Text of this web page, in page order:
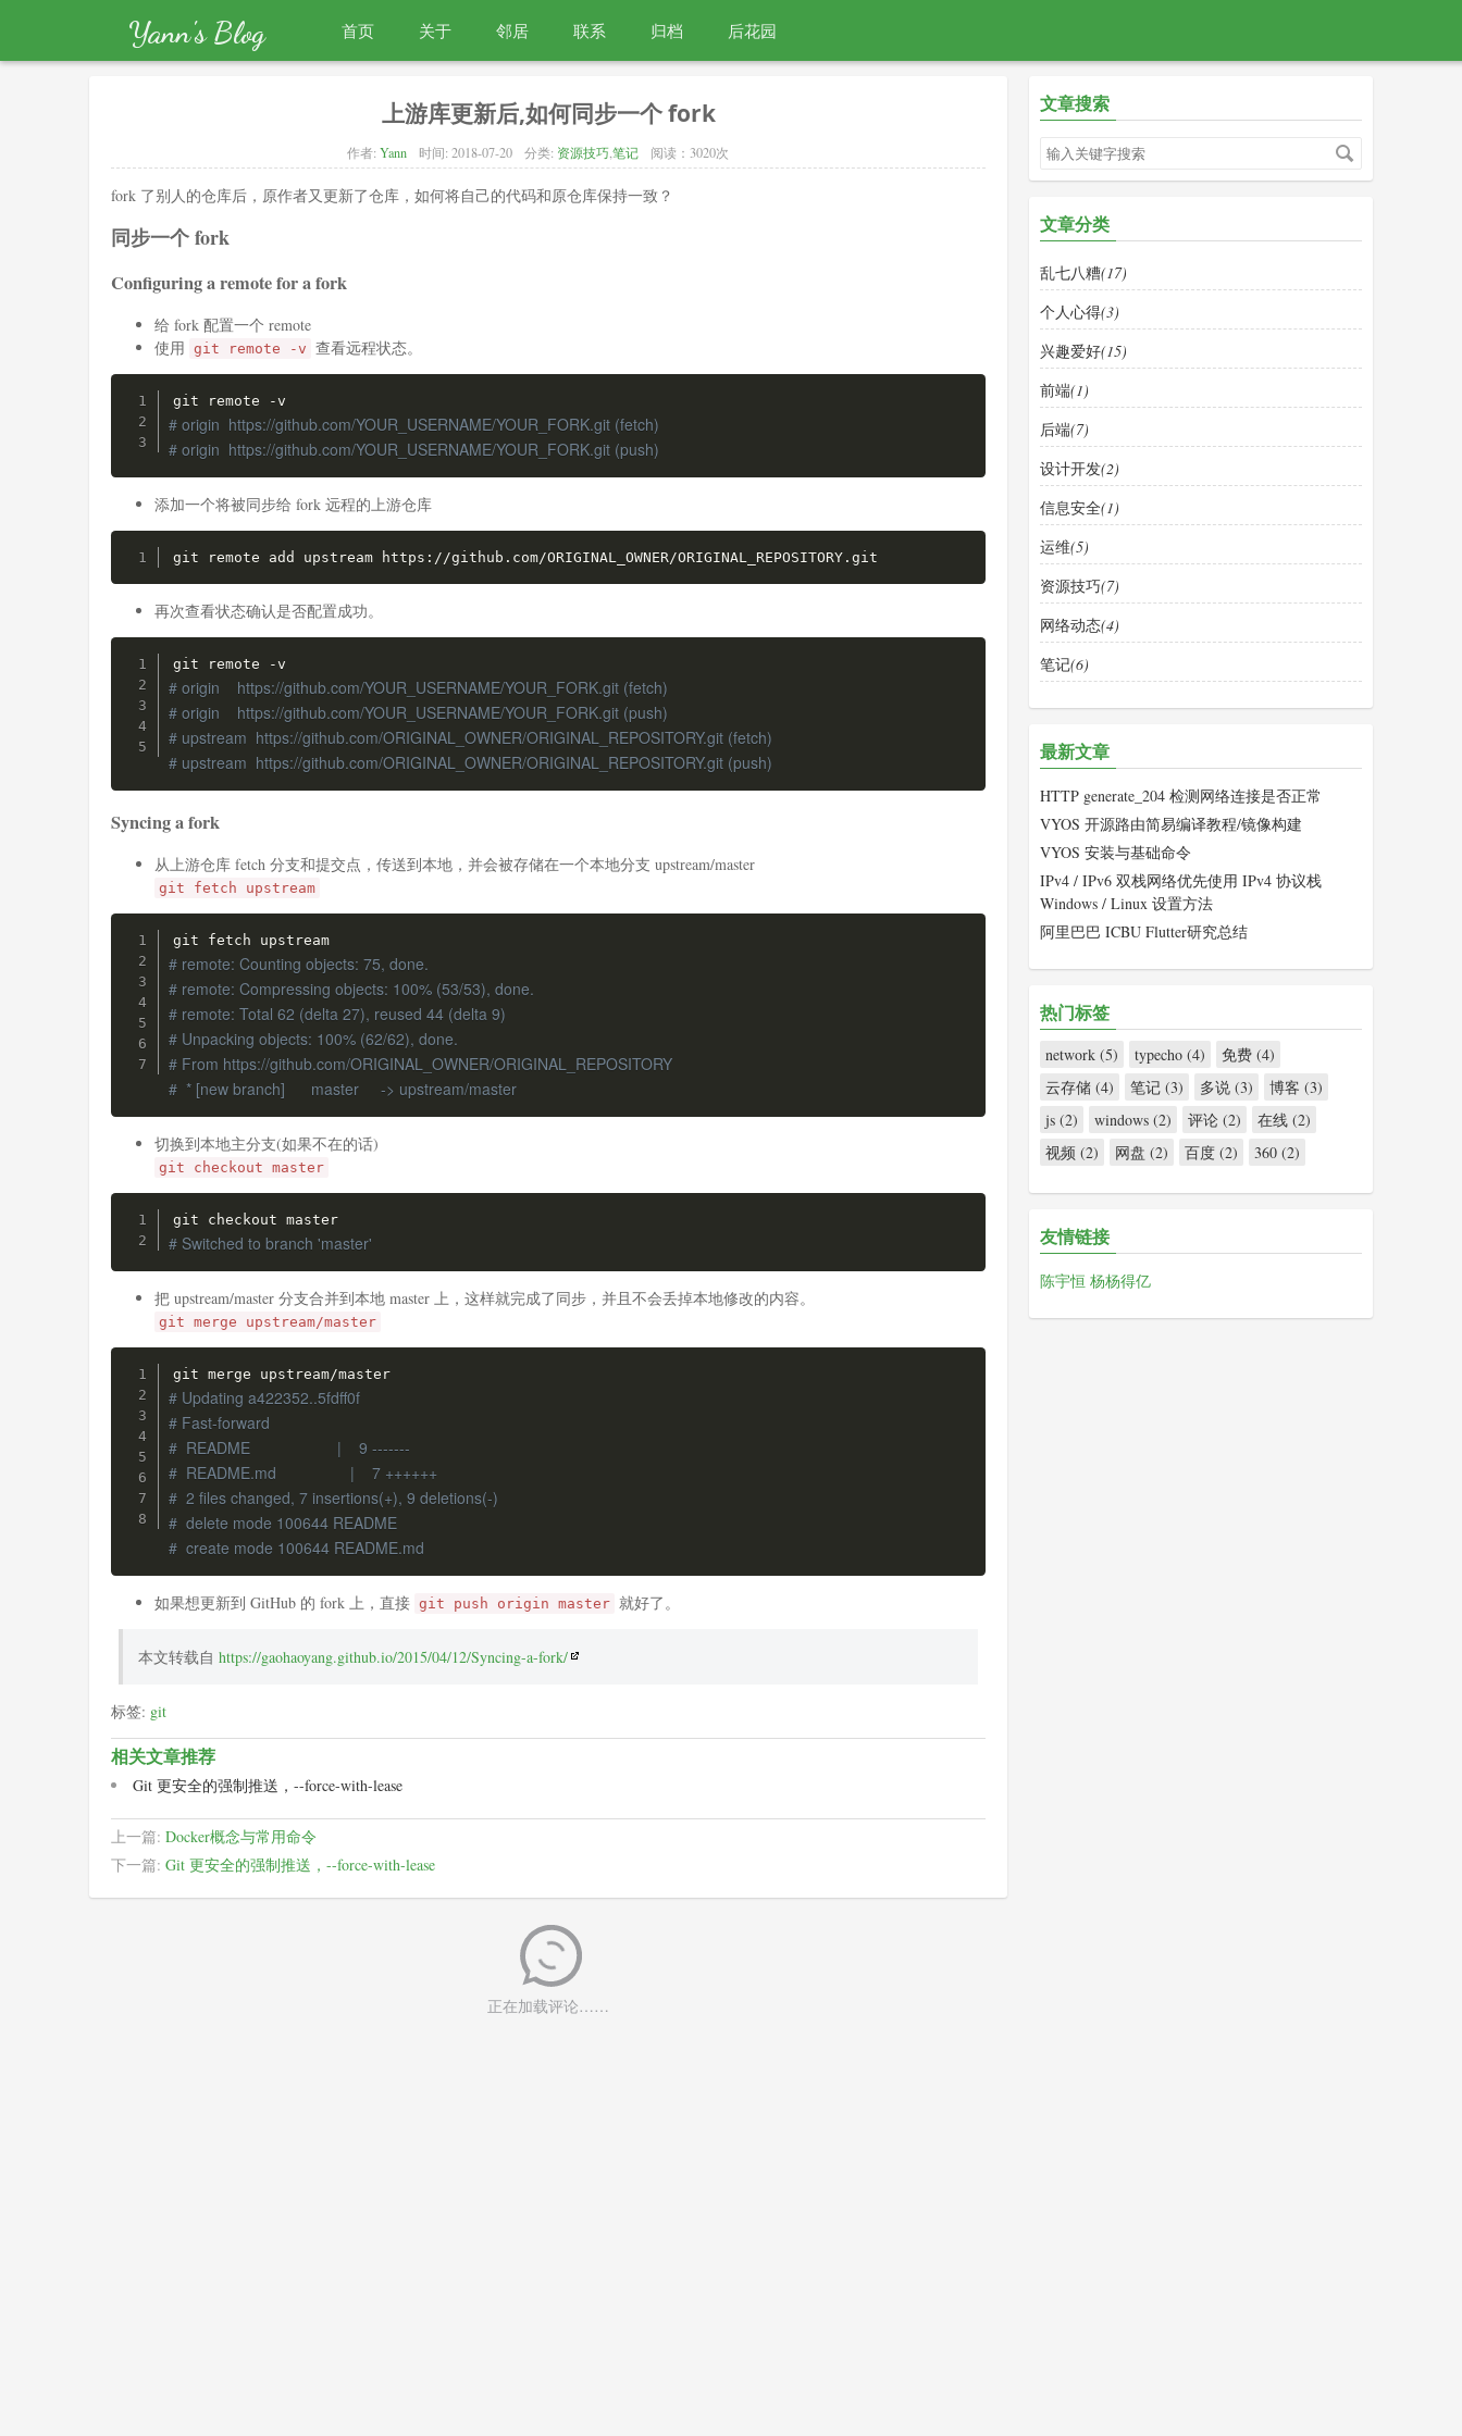
Yann's Blog 首页 关于 邻居 联系 归档 后花园
上游库更新后,如何同步一个 fork
作者: Yann 时间: 2018-07-20 分类: 资源技巧笔记 阅读：3020次
fork 了别人的仓库后，原作者又更新了仓库，如何将自己的代码和原仓库保持一致？
同步一个 fork
Configuring a remote for a fork
给 fork 配置一个 remote
使用 git remote -v 查看远程状态。
# origin  https://github.com/YOUR_USERNAME/YOUR_FORK.git (fetch)
# origin  https://github.com/YOUR_USERNAME/YOUR_FORK.git (push)
添加一个将被同步给 fork 远程的上游仓库
git remote add upstream https://github.com/ORIGINAL_OWNER/ORIGINAL_REPOSITORY.git
再次查看状态确认是否配置成功。
# origin    https://github.com/YOUR_USERNAME/YOUR_FORK.git (fetch)
# origin    https://github.com/YOUR_USERNAME/YOUR_FORK.git (push)
# upstream  https://github.com/ORIGINAL_OWNER/ORIGINAL_REPOSITORY.git (fetch)
# upstream  https://github.com/ORIGINAL_OWNER/ORIGINAL_REPOSITORY.git (push)
Syncing a fork
从上游仓库 fetch 分支和提交点，传送到本地，并会被存储在一个本地分支 upstream/master
git fetch upstream
# remote: Counting objects: 75, done.
# remote: Compressing objects: 100% (53/53), done.
# remote: Total 62 (delta 27), reused 44 (delta 9)
# Unpacking objects: 100% (62/62), done.
# From https://github.com/ORIGINAL_OWNER/ORIGINAL_REPOSITORY
#  * [new branch]      master     -> upstream/master
切换到本地主分支(如果不在的话)
git checkout master
# Switched to branch 'master'
把 upstream/master 分支合并到本地 master 上，这样就完成了同步，并且不会丢掉本地修改的内容。
git merge upstream/master
# Updating a422352..5fdff0f
# Fast-forward
#  README                    |    9 -------
#  README.md                 |    7 ++++++
#  2 files changed, 7 insertions(+), 9 deletions(-)
#  delete mode 100644 README
#  create mode 100644 README.md
如果想更新到 GitHub 的 fork 上，直接 git push origin master 就好了。
本文转载自 https://gaohaoyang.github.io/2015/04/12/Syncing-a-fork/
标签: git
相关文章推荐
Git 更安全的强制推送，--force-with-lease
上一篇: Docker概念与常用命令
下一篇: Git 更安全的强制推送，--force-with-lease
文章搜索
文章分类
乱七八糟(17)
个人心得(3)
兴趣爱好(15)
前端(1)
后端(7)
设计开发(2)
信息安全(1)
运维(5)
资源技巧(7)
网络动态(4)
笔记(6)
最新文章
HTTP generate_204 检测网络连接是否正常
VYOS 开源路由简易编译教程/镜像构建
VYOS 安装与基础命令
IPv4 / IPv6 双栈网络优先使用 IPv4 协议栈
Windows / Linux 设置方法
阿里巴巴 ICBU Flutter研究总结
热门标签
network (5) typecho (4)
免费 (4)
云存储 (4)
笔记 (3) 多说 (3)
博客 (3)
js (2)
windows (2) 评论 (2)
在线 (2)
视频 (2)
网盘 (2) 百度 (2) 360 (2)
友情链接
陈宇恒 杨杨得亿